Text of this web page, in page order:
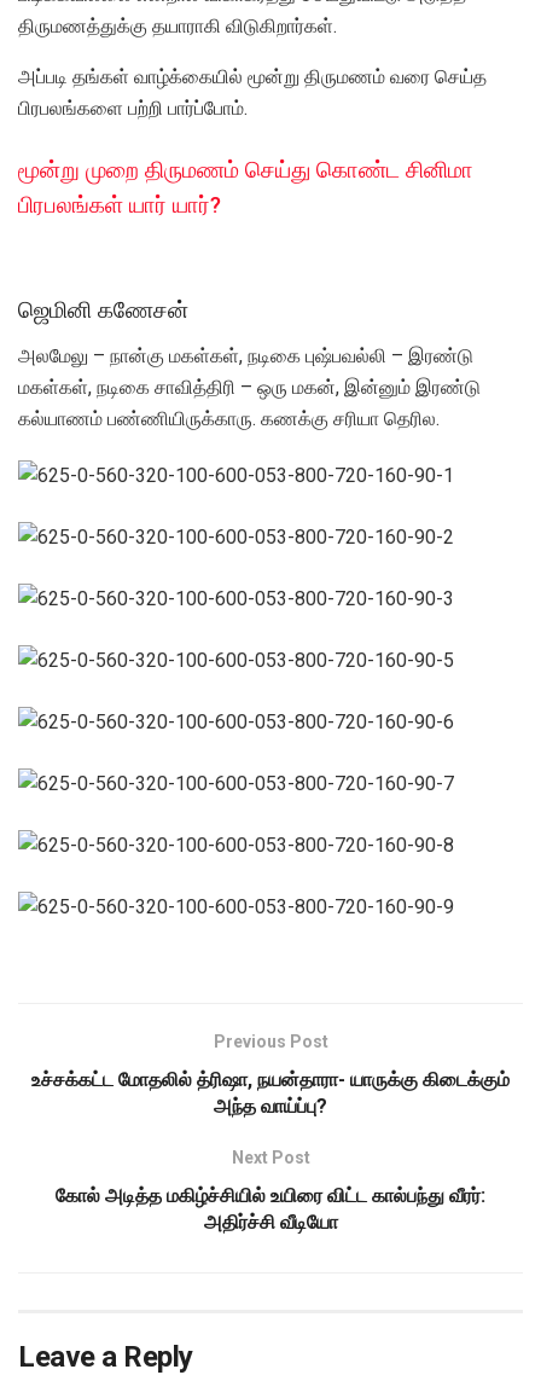
திருமணத்துக்கு தயாராகி விடுகிறார்கள்.
அப்படி தங்கள் வாழ்க்கையில் மூன்று திருமணம் வரை செய்த
பிரபலங்களை பற்றி பார்ப்போம்.
மூன்று முறை திருமணம் செய்து கொண்ட சினிமா
பிரபலங்கள் யார் யார்?
ஜெமினி கணேசன்
அலமேலு – நான்கு மகள்கள், நடிகை புஷ்பவல்லி – இரண்டு
மகள்கள், நடிகை சாவித்திரி – ஒரு மகன், இன்னும் இரண்டு
கல்யாணம் பண்ணியிருக்காரு. கணக்கு சரியா தெரில.
Previous Post
உச்சக்கட்ட மோதலில் த்ரிஷா, நயன்தாரா- யாருக்கு கிடைக்கும்
அந்த வாய்ப்பு?
Next Post
கோல் அடித்த மகிழ்ச்சியில் உயிரை விட்ட கால்பந்து வீரர்:
அதிர்ச்சி வீடியோ
Leave a Reply